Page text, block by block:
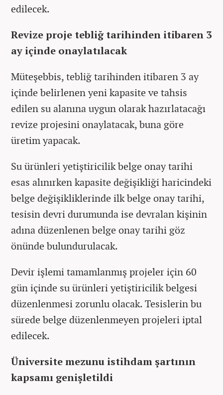
edilecek.
Revize proje tebliğ tarihinden itibaren 3
ay içinde onaylatılacak
Müteşebbis, tebliğ tarihinden itibaren 3 ay
içinde belirlenen yeni kapasite ve tahsis
edilen su alanına uygun olarak hazırlatacağı
revize projesini onaylatacak, buna göre
üretim yapacak.
Su ürünleri yetiştiricilik belge onay tarihi
esas alınırken kapasite değişikliği haricindeki
belge değişikliklerinde ilk belge onay tarihi,
tesisin devri durumunda ise devralan kişinin
adına düzenlenen belge onay tarihi göz
önünde bulundurulacak.
Devir işlemi tamamlanmış projeler için 60
gün içinde su ürünleri yetiştiricilik belgesi
düzenlenmesi zorunlu olacak. Tesislerin bu
sürede belge düzenlenmeyen projeleri iptal
edilecek.
Üniversite mezunu istihdam şartının
kapsamı genişletildi